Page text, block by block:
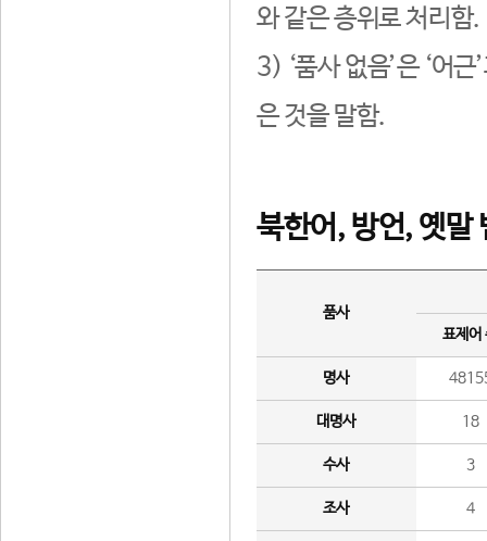
와 같은 층위로 처리함.
3) ‘품사 없음’은 ‘어
은 것을 말함.
북한어, 방언, 옛말
품사
표제어
명사
대명사 18
수사 3
조사 4